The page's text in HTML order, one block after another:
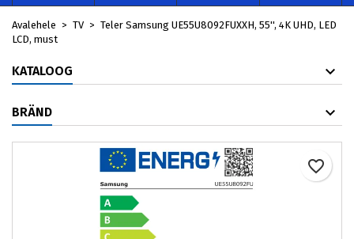
Avalehele TV
Teler Samsung UE55U8092FUXXH, 55'', 4K UHD, LED
LCD, must
KATALOOG
BRÄND
favorite_border
Loobu Loo